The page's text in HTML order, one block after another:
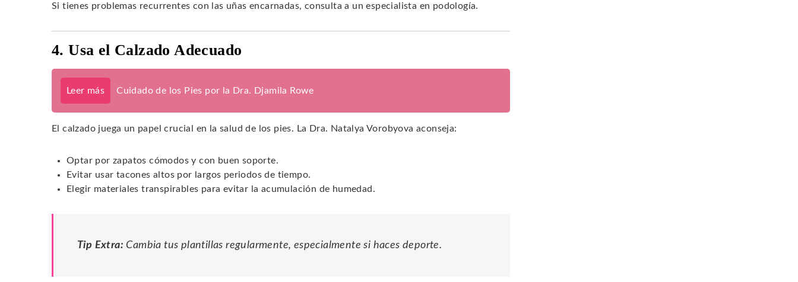
Si tienes problemas recurrentes con las uñas encarnadas, consulta a un especialista en podología.
4. Usa el Calzado Adecuado
Leer más Cuidado de los Pies por la Dra. Djamila Rowe
El calzado juega un papel crucial en la salud de los pies. La Dra. Natalya Vorobyova aconseja:
Optar por zapatos cómodos y con buen soporte.
Evitar usar tacones altos por largos periodos de tiempo.
Elegir materiales transpirables para evitar la acumulación de humedad.
Tip Extra: Cambia tus plantillas regularmente, especialmente si haces deporte.